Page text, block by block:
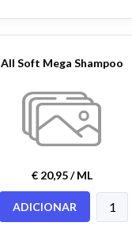
All Soft Mega Shampoo
€ 20,95 / ML
ADICIONAR